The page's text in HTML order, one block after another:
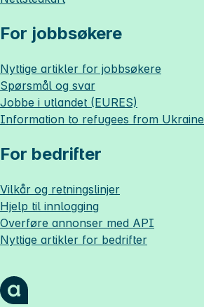
For jobbsøkere
Nyttige artikler for jobbsøkere
Spørsmål og svar
Jobbe i utlandet (EURES)
Information to refugees from Ukraine
For bedrifter
Vilkår og retningslinjer
Hjelp til innlogging
Overføre annonser med API
Nyttige artikler for bedrifter